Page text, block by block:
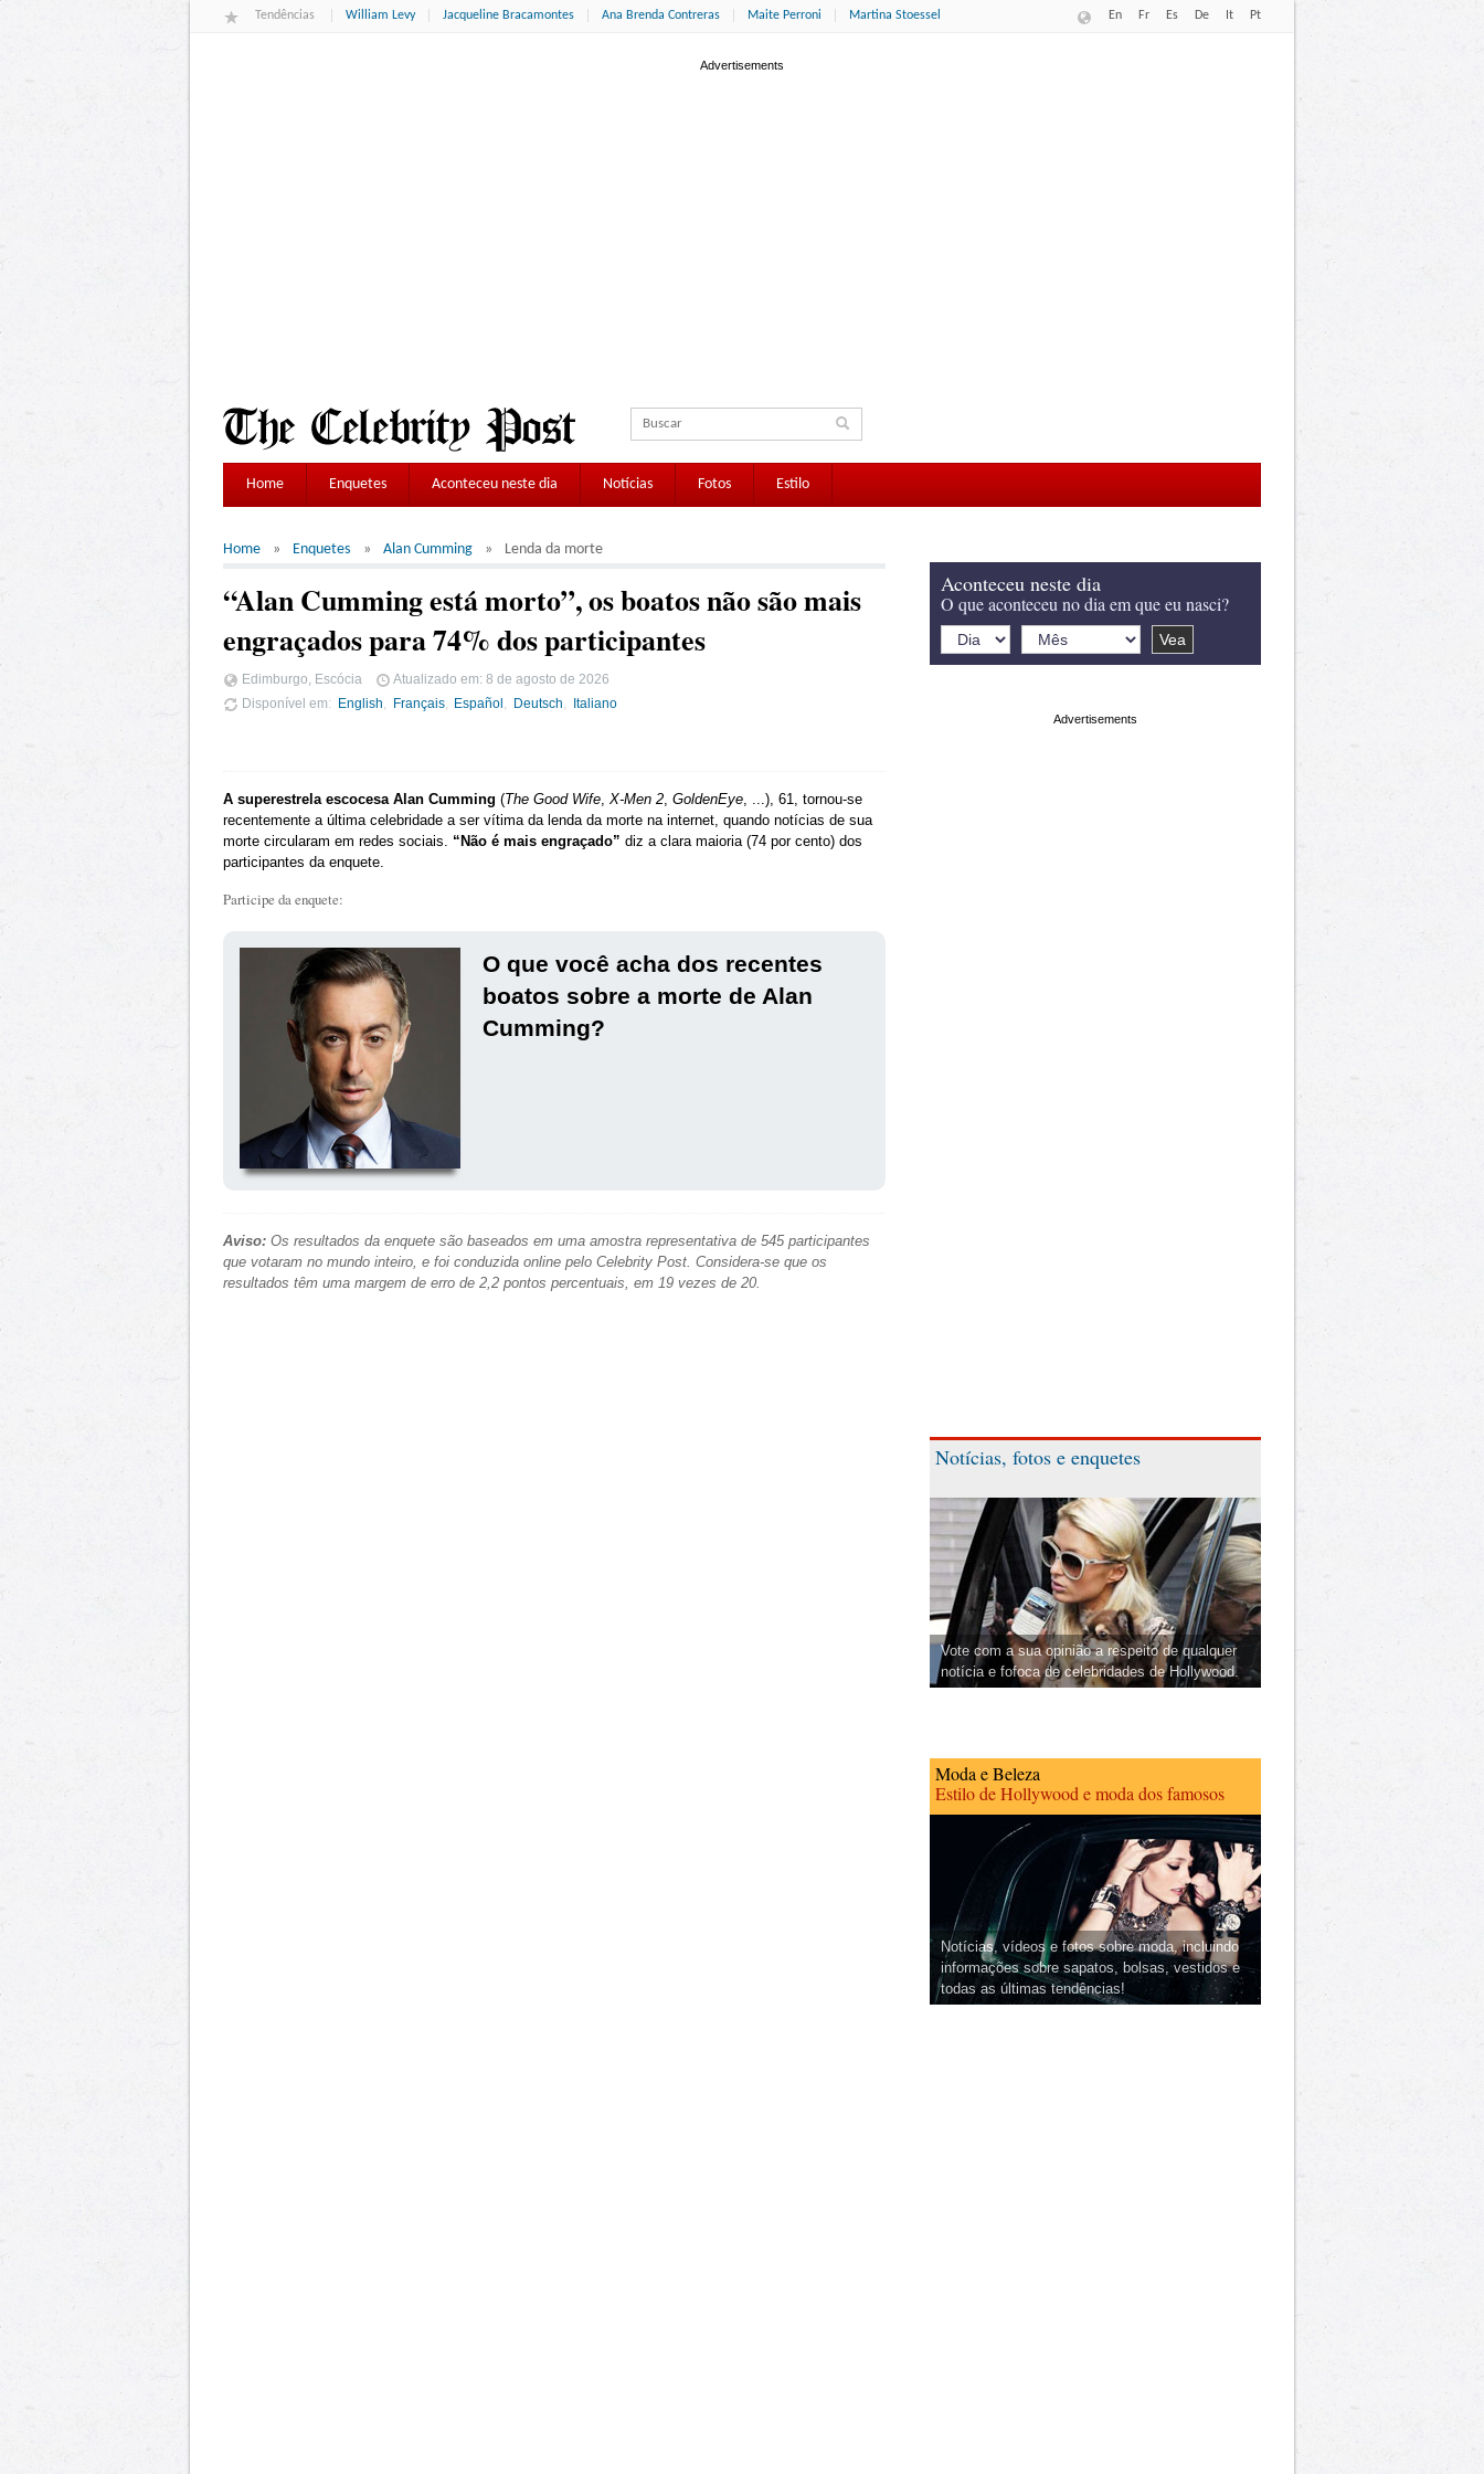
Tendências William Levy Jacqueline Bracamontes Ana Brenda Contreras Maite Perroni Martina Stoessel En Fr Es De It Pt
Home Enquetes Aconteceu neste dia Notícias Fotos Estilo
Home Enquetes Alan Cumming Lenda da morte
“Alan Cumming está morto”, os boatos não são mais
engraçados para 74% dos participantes
Edimburgo, Escócia Atualizado em: 8 de agosto de 2026
Disponível em
English Français Español Deutsch Italiano
A superestrela escocesa Alan Cumming (The Good Wife X-Men 2 GoldenEye , ...), 61, tornou-se
recentemente a última celebridade a ser vítima da lenda da morte na internet, quando notícias de sua
morte circularam em redes sociais. “Não é mais engraçado” diz a clara maioria (74 por cento) dos
participantes da enquete.
Participe da enquete:
O que você acha dos recentes
boatos sobre a morte de Alan
Cumming?
Aviso: Os resultados da enquete são baseados em uma amostra representativa de 545 participantes
que votaram no mundo inteiro, e foi conduzida online pelo Celebrity Post. Considera-se que os
resultados têm uma margem de erro de 2,2 pontos percentuais, em 19 vezes de 20.
Aconteceu neste dia
O que aconteceu no dia em que eu nasci?
Notícias, fotos e enquetes
Vote com a sua opinião a respeito de qualquer
notícia e fofoca de celebridades de Hollywood.
Moda e Beleza
Estilo de Hollywood e moda dos famosos
Notícias, vídeos e fotos sobre moda, incluindo
informações sobre sapatos, bolsas, vestidos e
todas as últimas tendências!